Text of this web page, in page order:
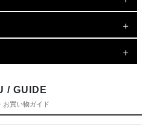
/ GUIDE
お買い物ガイド